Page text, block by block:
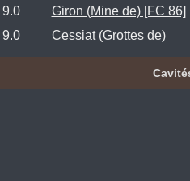
9.0
Giron (Mine de) [FC 86]
9.0
Cessiat (Grottes de)